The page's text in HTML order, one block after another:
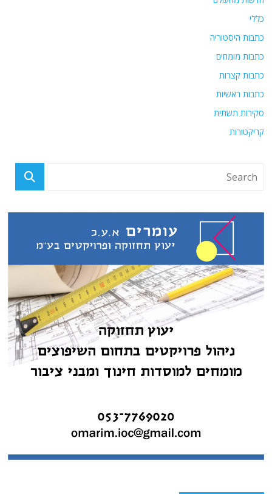
כללי
כתבות היסטוריה
כתבות מומחים
כתבות קצרות
כתבות ראשיות
סקירות תשתית
קריקטורות